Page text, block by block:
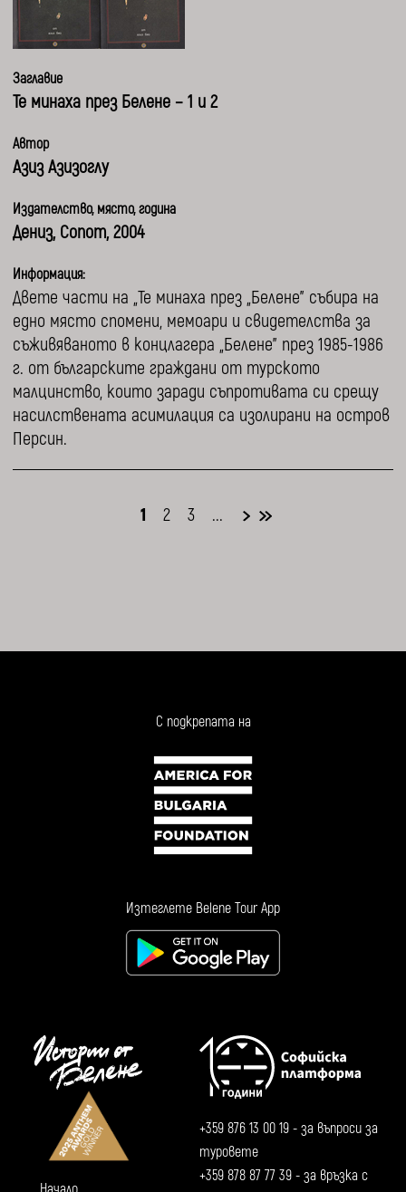
Заглавие
Те минаха през Белене – 1 и 2
Автор
Азиз Азизоглу
Издателство, място, година
Дениз, Сопот, 2004
Информация:
Двете части на „Те минаха през „Белене” събира на
едно място спомени, мемоари и свидетелства за
съживяваното в концлагера „Белене” през 1985-1986
г. от българските граждани от турското
малцинство, които заради съпротивата си срещу
насилствената асимилация са изолирани на остров
Персин.
1 2 3 ...
С подкрепата на
Изтеглете Belene Tour App
+359 876 13 00 19 - за въпроси за
туровете
+359 878 87 77 39 - за връзка с